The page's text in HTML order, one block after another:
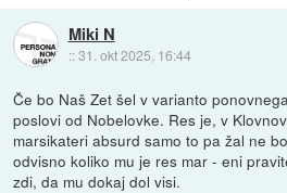
Miki N
::31. okt 2025, 16:44
Če bo Naš Zet šel v varianto
poslovi od Nobelovke. Res je, v
marsikateri absurd samo to pa žal ne
odvisno koliko mu je res mar - eni
zdi, da mu dokaj dol visi.